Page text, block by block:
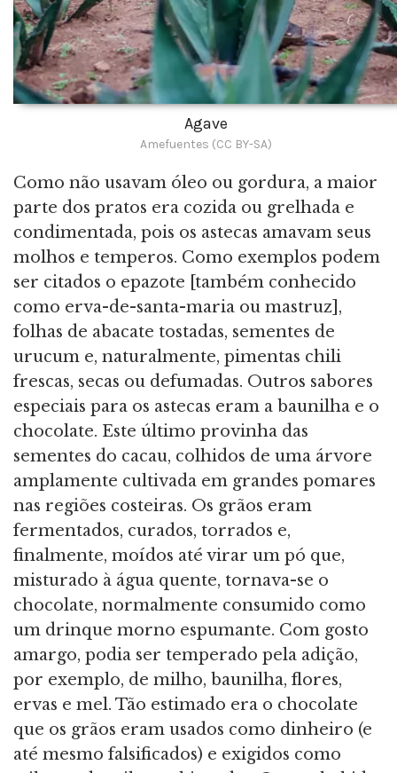
Agave
Amefuentes (CC BY-SA)
Como não usavam óleo ou gordura, a maior
parte dos pratos era cozida ou grelhada e
condimentada, pois os astecas amavam seus
molhos e temperos. Como exemplos podem
ser citados o epazote [também conhecido
como erva-de-santa-maria ou mastruz],
folhas de abacate tostadas, sementes de
urucum e, naturalmente, pimentas chili
frescas, secas ou defumadas. Outros sabores
especiais para os astecas eram a baunilha e o
chocolate. Este último provinha das
sementes do cacau, colhidos de uma árvore
amplamente cultivada em grandes pomares
nas regiões costeiras. Os grãos eram
fermentados, curados, torrados e,
finalmente, moídos até virar um pó que,
misturado à água quente, tornava-se o
chocolate, normalmente consumido como
um drinque morno espumante. Com gosto
amargo, podia ser temperado pela adição,
por exemplo, de milho, baunilha, flores,
ervas e mel. Tão estimado era o chocolate
que os grãos eram usados como dinheiro (e
até mesmo falsificados) e exigidos como